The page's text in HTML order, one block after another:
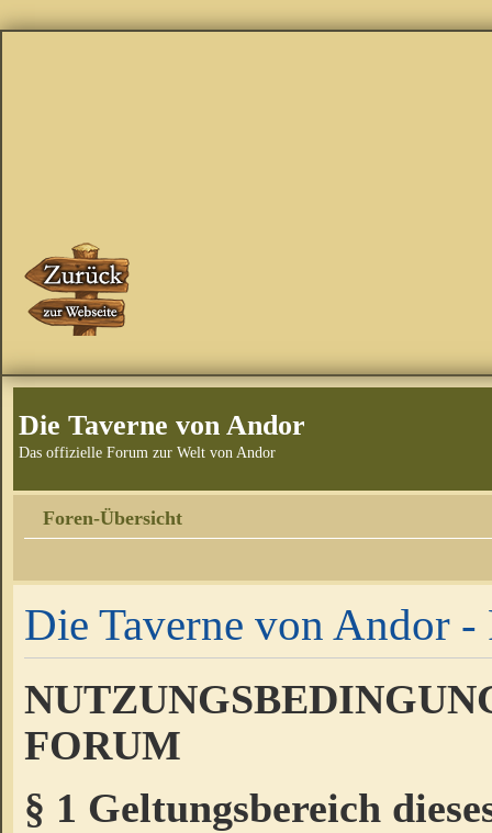
Die Taverne von Andor
Das offizielle Forum zur Welt von Andor
Foren-Übersicht
Die Taverne von Andor -
FORUM
§ 1 Geltungsbereich